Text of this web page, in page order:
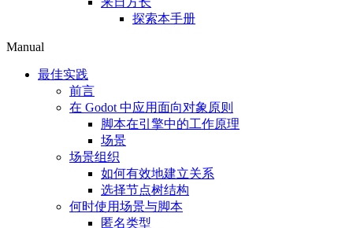
探索本手册
Manual
最佳实践
前言
在 Godot 中应用面向对象原则
脚本在引擎中的工作原理
场景
场景组织
如何有效地建立关系
选择节点树结构
何时使用场景与脚本
匿名类型